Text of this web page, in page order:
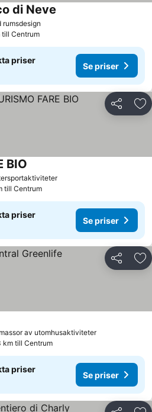
rumsdesign
di Neve
till Centrum
priser
Se priser
Dela
Se priser
BIO
till Centrum
priser
Se priser
Dela
av utomhusaktiviteterSe priser
km till Centrum
priser
Se priser